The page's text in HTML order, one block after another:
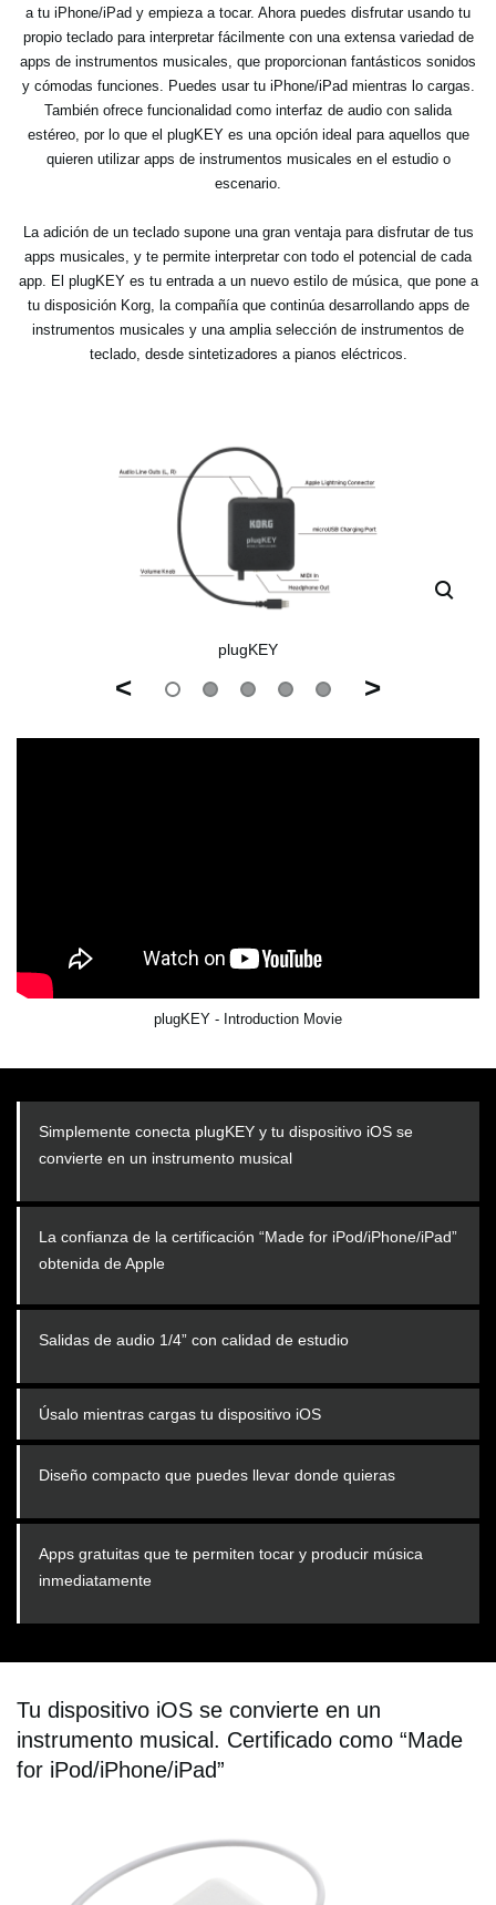
a tu iPhone/iPad y empieza a tocar. Ahora puedes disfrutar usando tu
propio teclado para interpretar fácilmente con una extensa variedad de
apps de instrumentos musicales, que proporcionan fantásticos sonidos
y cómodas funciones. Puedes usar tu iPhone/iPad mientras lo cargas.
También ofrece funcionalidad como interfaz de audio con salida
estéreo, por lo que el plugKEY es una opción ideal para aquellos que
quieren utilizar apps de instrumentos musicales en el estudio o
escenario.
La adición de un teclado supone una gran ventaja para disfrutar de tus
apps musicales, y te permite interpretar con todo el potencial de cada
app. El plugKEY es tu entrada a un nuevo estilo de música, que pone a
tu disposición Korg, la compañía que continúa desarrollando apps de
instrumentos musicales y una amplia selección de instrumentos de
teclado, desde sintetizadores a pianos eléctricos.
plugKEY
< >
plugKEY - Introduction Movie
Simplemente conecta plugKEY y tu dispositivo iOS se
convierte en un instrumento musical
La confianza de la certificación “Made for iPod/iPhone/iPad”
obtenida de Apple
Salidas de audio 1/4” con calidad de estudio
Úsalo mientras cargas tu dispositivo iOS
Diseño compacto que puedes llevar donde quieras
Apps gratuitas que te permiten tocar y producir música
inmediatamente
Tu dispositivo iOS se convierte en un
instrumento musical. Certificado como “Made
for iPod/iPhone/iPad”